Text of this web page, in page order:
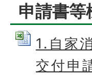
申請書等
1.自家
交付申